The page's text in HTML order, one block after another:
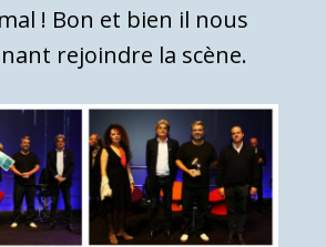
! Bon et bien il nous
rejoindre la scène.